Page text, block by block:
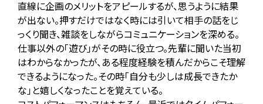
直線に企画のメリットをアピールするが、思うように結果
が出ない。押すだけではなく時には引いて相手の話をじ
っくり聞き、雑談をしながらコミュニケーションを深める。
仕事以外の「遊び」がその時に役立つ。先輩に聞いた当初
はわからなかったが、ある程度経験を積んだからこそ理解
できるようになった。その時「自分も少しは成長できたか
な」と嬉しくなったことを覚えている。